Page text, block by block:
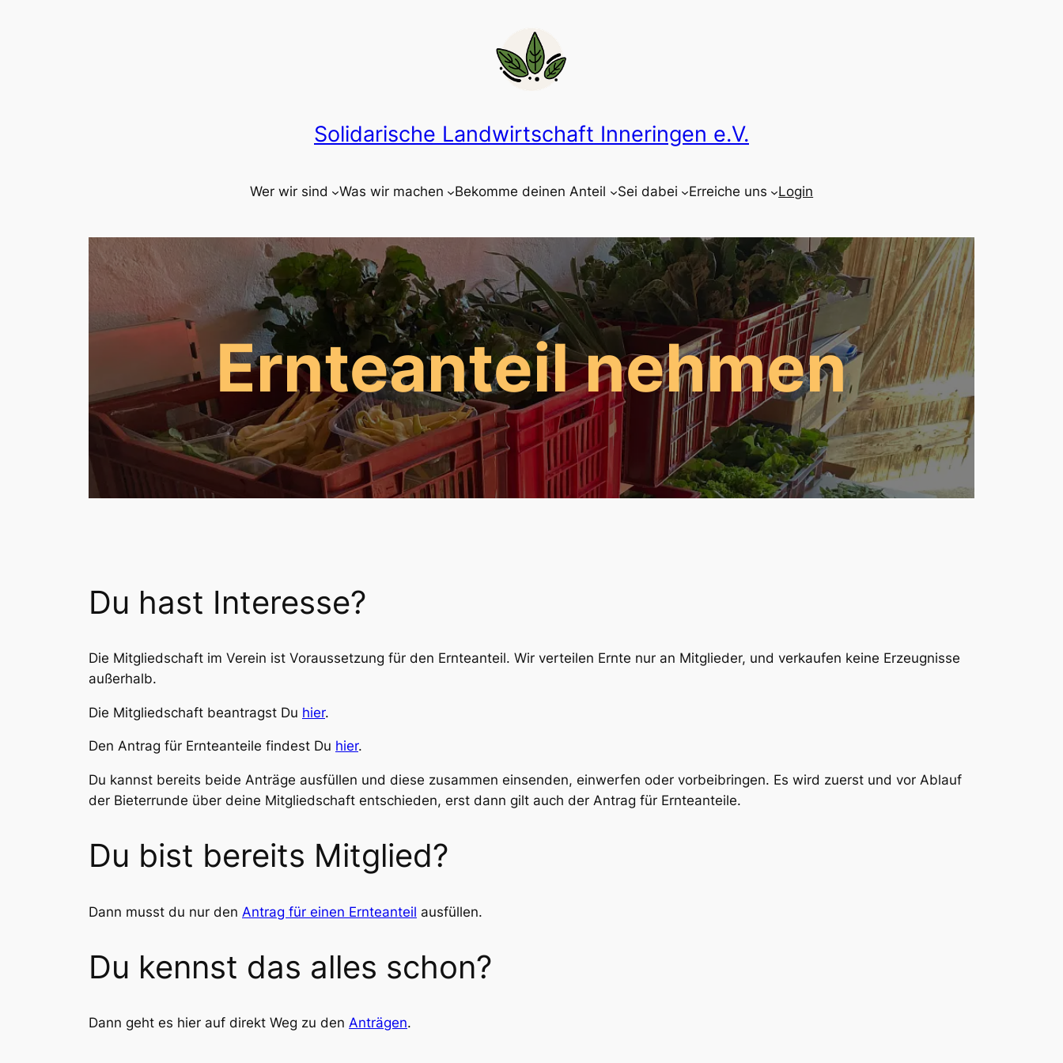
Solidarische Landwirtschaft Inneringen e.V.
Wer wir sind Was wir machen Bekomme deinen Anteil Sei dabei Erreiche uns Login
Ernteanteil nehmen
Du hast Interesse?
Die Mitgliedschaft im Verein ist Voraussetzung für den Ernteanteil. Wir verteilen Ernte nur an Mitglieder, und verkaufen keine Erzeugnisse
außerhalb.
Die Mitgliedschaft beantragst Du hier.
Den Antrag für Ernteanteile findest Du hier.
Du kannst bereits beide Anträge ausfüllen und diese zusammen einsenden, einwerfen oder vorbeibringen. Es wird zuerst und vor Ablauf
der Bieterrunde über deine Mitgliedschaft entschieden, erst dann gilt auch der Antrag für Ernteanteile.
Du bist bereits Mitglied?
Dann musst du nur den Antrag für einen Ernteanteil ausfüllen.
Du kennst das alles schon?
Dann geht es hier auf direkt Weg zu den Anträgen.